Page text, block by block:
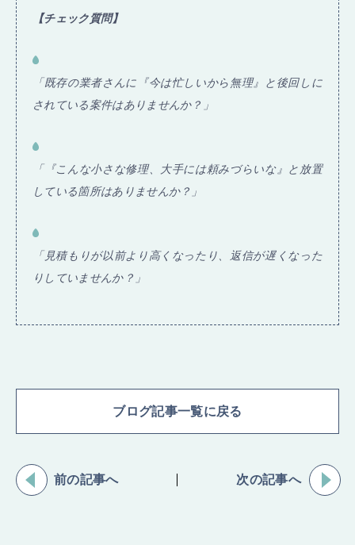
【チェック質問】
「既存の業者さんに『今は忙しいから無理』と後回しに
されている案件はありませんか？」
「『こんな小さな修理、大手には頼みづらいな』と放置
している箇所はありませんか？」
「見積もりが以前より高くなったり、返信が遅くなった
りしていませんか？」
ブログ記事一覧に戻る
前の記事へ 次の記事へ